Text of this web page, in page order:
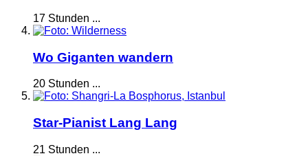
17 Stunden ...
Wo Giganten wandern
20 Stunden ...
Star-Pianist Lang Lang
21 Stunden ...